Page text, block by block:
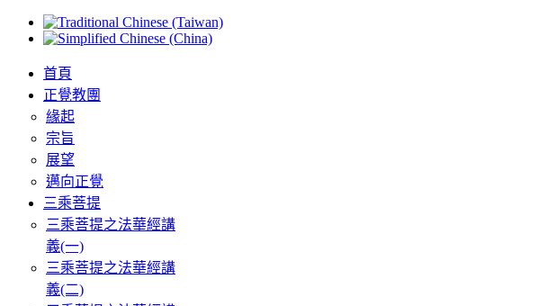
首頁
正覺教團
緣起
宗旨
展望
邁向正覺
三乘菩提
三乘菩提之法華經講
義(一)
三乘菩提之法華經講
義(二)